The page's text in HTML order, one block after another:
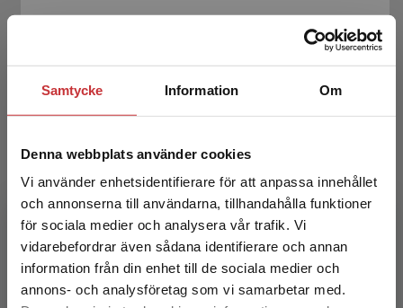
Samtycke Information Om
Denna webbplats använder cookies
Vi använder enhetsidentifierare för att anpassa innehållet
och annonserna till användarna, tillhandahålla funktioner
för sociala medier och analysera vår trafik. Vi
vidarebefordrar även sådana identifierare och annan
information från din enhet till de sociala medier och
annons- och analysföretag som vi samarbetar med.
Begränsad fraktregion
Äldre personers utsatthet för våld i nära
relationer